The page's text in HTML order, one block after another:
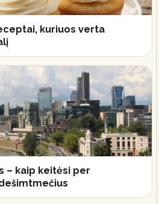
kuriuos verta
– kaip keitėsi per